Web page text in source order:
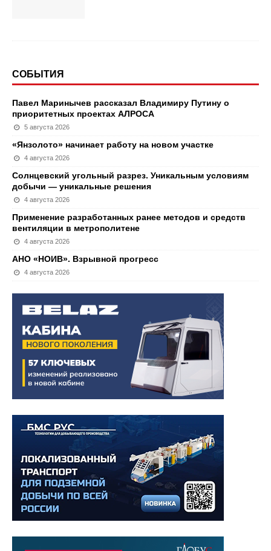
СОБЫТИЯ
Павел Маринычев рассказал Владимиру Путину о
приоритетных проектах АЛРОСА
5 августа 2026
«Янзолото» начинает работу на новом участке
4 августа 2026
Солнцевский угольный разрез. Уникальным условиям
добычи — уникальные решения
4 августа 2026
Применение разработанных ранее методов и средств
вентиляции в метрополитене
4 августа 2026
АНО «НОИВ». Взрывной прогресс
4 августа 2026